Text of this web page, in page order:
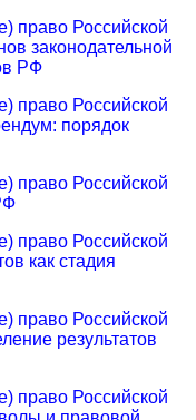
право Российской
законодательной
РФ
право Российской
порядок
право Российской
право Российской
как стадия
право Российской
результатов
право Российской